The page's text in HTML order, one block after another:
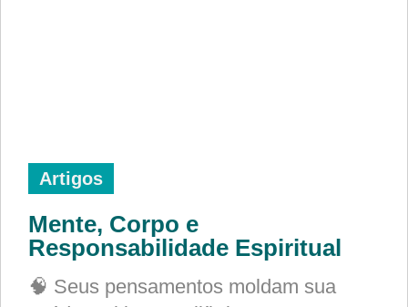
Artigos
Mente, Corpo e
Responsabilidade Espiritual
🧠 Seus pensamentos moldam sua